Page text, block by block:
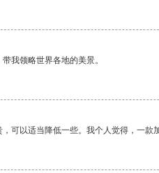
我领略世界各地的美景。
可以适当降低一些。我个人觉得，一款